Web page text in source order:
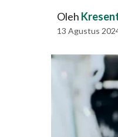
Oleh
13 Agustus